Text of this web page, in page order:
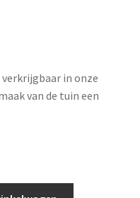
in onze
van de tuin een